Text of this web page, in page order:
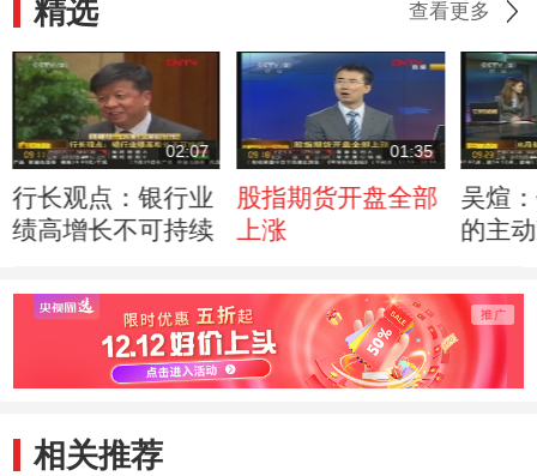
精选 查看更多
02:07
行长观点：银行业
绩高增长不可持续
01:35
股指期货开盘全部
上涨
吴煊
的主
相关推荐